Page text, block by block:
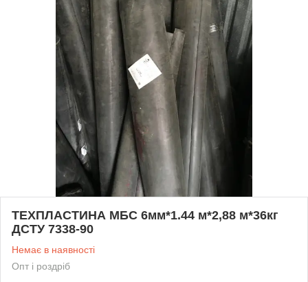
ТЕХПЛАСТИНА МБС 6мм*1.44 м*2,88 м*36кг
ДСТУ 7338-90
Немає в наявності
Опт і роздріб